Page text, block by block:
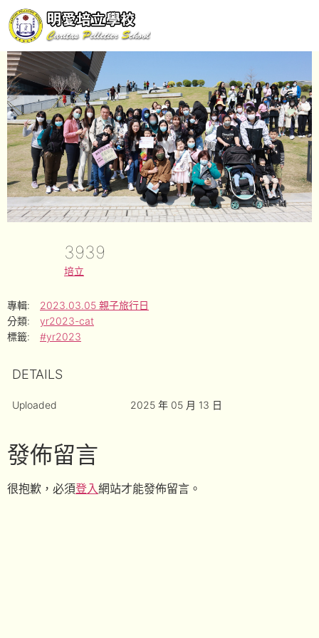
3939
培立
專輯:
2023.03.05 親子旅行日
分類:
yr2023-cat
標籤:
#yr2023
DETAILS
Uploaded 2025 年 05 月 13 日
發佈留言
很抱歉，必須登入網站才能發佈留言。